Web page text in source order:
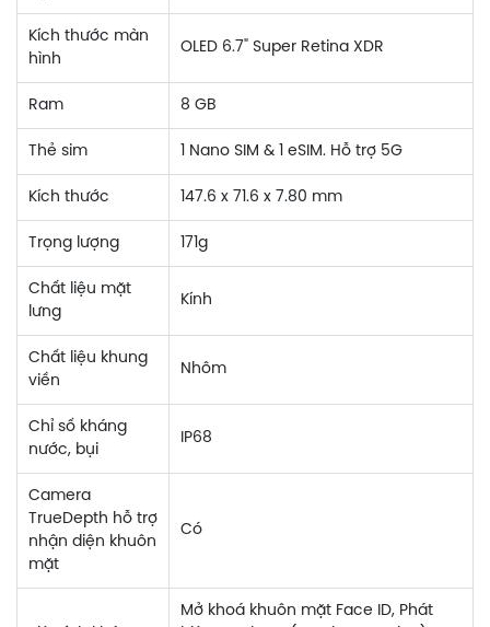
Kích thước màn
hình
OLED 6.7" Super Retina XDR
Ram 8 GB
Thẻ sim 1 Nano SIM & 1 eSIM. Hỗ trợ 5G
Kích thước 147.6 x 71.6 x 7.80 mm
Trọng lượng 171g
Chất liệu mặt
lưng
Kính
Chất liệu khung
viền
Nhôm
Chỉ số kháng
nước, bụi
IP68
Camera
TrueDepth hỗ trợ
nhận diện khuôn
mặt
Có
Mở khoá khuôn mặt Face ID, Phát